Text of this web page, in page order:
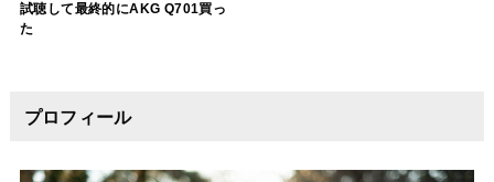
試聴して最終的にAKG Q701買っ
た
プロフィール